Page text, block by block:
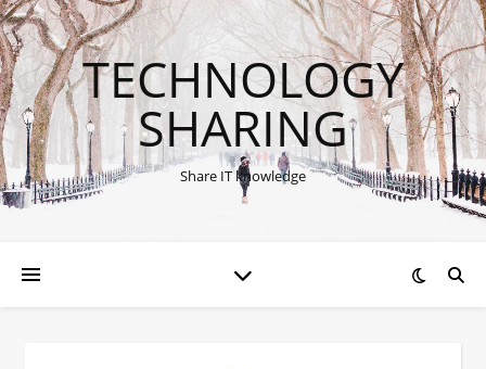
TECHNOLOGY
SHARING
Share IT knowledge